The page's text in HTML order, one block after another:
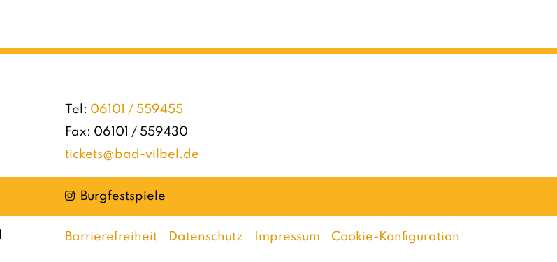
Tel: 06101 / 559455
Fax: 06101 / 559430
tickets@bad-vilbel.de
Instagram
Burgfestspiele
Barrierefreiheit Datenschutz Impressum Cookie-Konfiguration